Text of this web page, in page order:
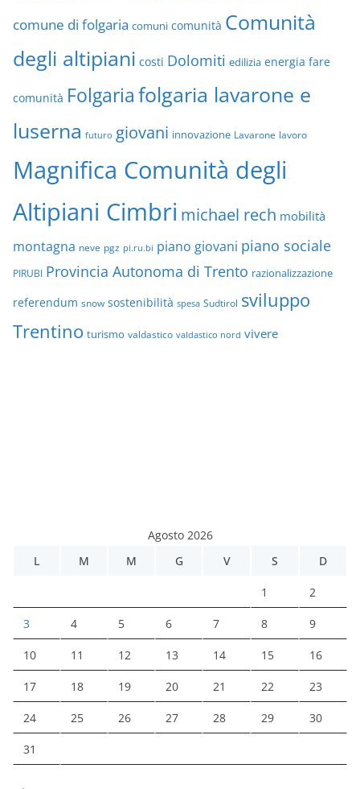
comune di folgaria comuni comunità Comunità
degli altipiani costi Dolomiti edilizia energia fare
comunità Folgariafolgaria lavarone e
luserna futuro giovani innovazione Lavarone lavoro
Magnifica Comunità degli
Altipiani Cimbri michael rech mobilità
montagna neve pgz pi.ru.bi piano giovani piano sociale
PIRUBI Provincia Autonoma di Trento razionalizzazione
referendum snow sostenibilità spesa Sudtirol sviluppo
Trentino turismo valdastico valdastico nord vivere
Agosto 2026
L
M M G V S D
1 2
3 4 5 6 7 8 9
10 11 12 13 14 15 16
17 18 19 20 21 22 23
24 25 26 27 28 29 30
31